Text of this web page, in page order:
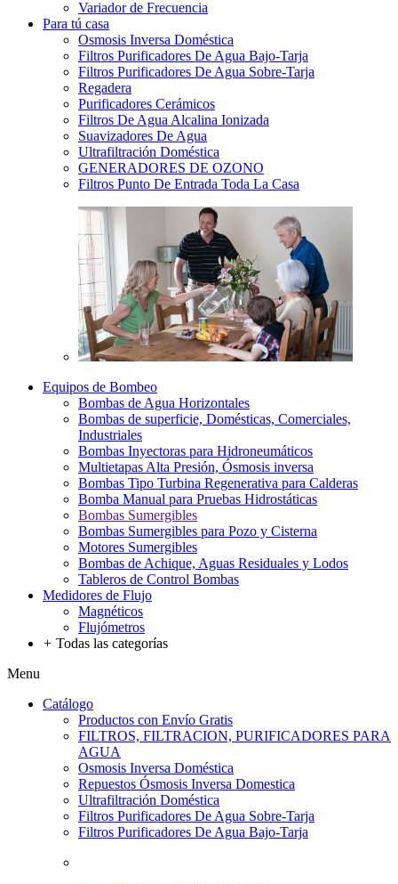
Variador de Frecuencia
Para tú casa
Osmosis Inversa Doméstica
Filtros Purificadores De Agua Bajo-Tarja
Filtros Purificadores De Agua Sobre-Tarja
Regadera
Purificadores Cerámicos
Filtros De Agua Alcalina Ionizada
Suavizadores De Agua
Ultrafiltración Doméstica
GENERADORES DE OZONO
Filtros Punto De Entrada Toda La Casa
Equipos de Bombeo
Bombas de Agua Horizontales
Bombas de superficie, Domésticas, Comerciales,
Industriales
Bombas Inyectoras para Hidroneumáticos
Multietapas Alta Presión, Ósmosis inversa
Bombas Tipo Turbina Regenerativa para Calderas
Bomba Manual para Pruebas Hidrostáticas
Bombas Sumergibles
Bombas Sumergibles para Pozo y Cisterna
Motores Sumergibles
Bombas de Achique, Aguas Residuales y Lodos
Tableros de Control Bombas
Medidores de Flujo
Magnéticos
Flujómetros
+ Todas las categorías
Menu
Catálogo
Productos con Envío Gratis
FILTROS, FILTRACION, PURIFICADORES PARA
AGUA
Osmosis Inversa Doméstica
Repuestos Ósmosis Inversa Domestica
Ultrafiltración Doméstica
Filtros Purificadores De Agua Sobre-Tarja
Filtros Purificadores De Agua Bajo-Tarja